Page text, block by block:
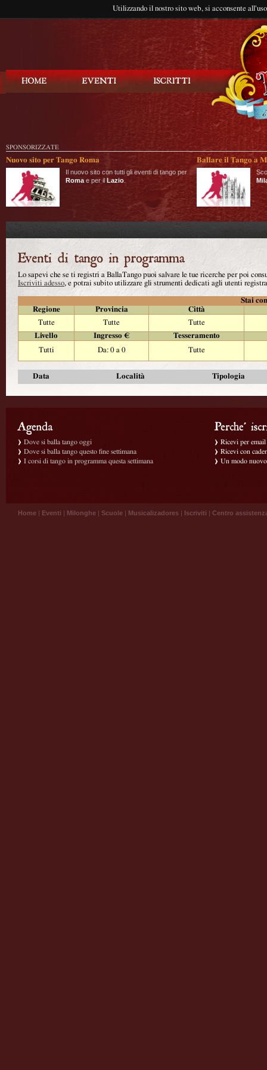
Utilizzando il nostro sito web, si acconsente
SPONSORIZZATE
Nuovo sito per Tango Roma
Il nuovo sito con tutti gli eventi di tango per
Roma e per il Lazio
Ballare il Tango a
Lo sapevi che se ti registri a BallaTango puoi salvare le tue ricerche per poi
Iscriviti adesso, e potrai subito utilizzare gli strumenti dedicati agli utenti
Stai
Regione
Provincia
Città
Tutte
Tutte
Tutte
Livello
Ingresso €
Tesseramento
Tutti
Da: 0 a 0 Tutte
Data Località Tipologia
Dove si balla tango oggi
Dove si balla tango questo fine settimana
I corsi di tango in programma questa settimana
Ricevi per
Ricevi con
Un modo
Home | Eventi | Milonghe | Scuole | Musicalizadores | Iscriviti | Centro